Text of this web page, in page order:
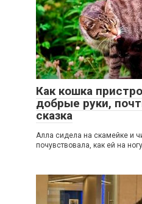
Как кошка
добрые руки,
сказка
Алла сидела на скамейке и
почувствовала, как ей на ногу